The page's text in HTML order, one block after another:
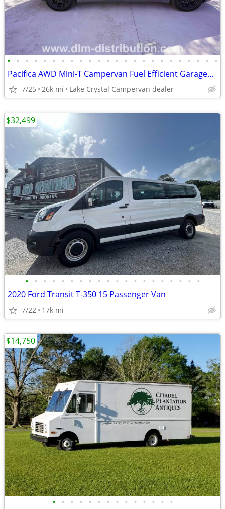
• • • • • • • • • • • • • • • • • • • • • • • •
Pacifica AWD Mini-T Campervan Fuel Efficient Garageable Class B RV
7/25 26k mi Lake Crystal Campervan dealer
• • • • • • • • • • • • • • • • • • • •
2020 Ford Transit T-350 15 Passenger Van
7/22 17k mi
$32,499
• • • • • • • • • • • • • •
$14,750